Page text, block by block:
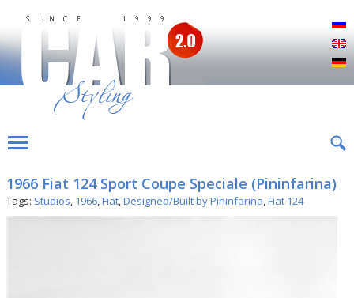
1966 Fiat 124 Sport Coupe Speciale (Pininfarina)
Tags: Studios, 1966,Fiat,Designed/Built by Pininfarina,Fiat 124